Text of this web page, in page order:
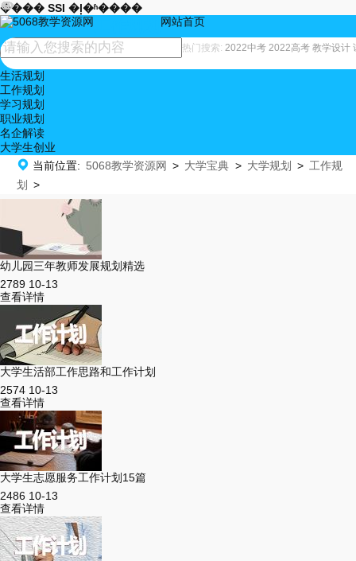
���� SSI �ļ�ʱ����
热门搜索: 2022中考 2022高考 教学设计
网站首页
生活规划
工作规划
学习规划
职业规划
名企解读
大学生创业
 当前位置: 5068教学资源网 > 大学宝典 > 大学规划 > 工作规
划
>
幼儿园三年教师发展规划精选

2789

10-13
查看详情
大学生活部工作思路和工作计划

2574

10-13
查看详情
大学生志愿服务工作计划15篇

2486

10-13
查看详情



